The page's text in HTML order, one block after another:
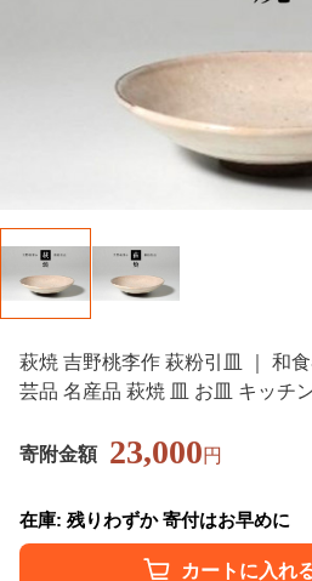
萩焼 吉野桃李作 萩粉引皿 ｜ 和
芸品 名産品 萩焼 皿 お皿 キッチ
寄附金額 23,000円
在庫: 残りわずか 寄付はお早めに